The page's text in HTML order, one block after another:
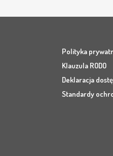
Polityka
Klauzula RODO
Deklaracja
Standardy